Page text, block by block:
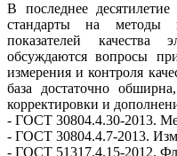
В последнее
стандарты на методы
показателей качества
обсуждаются вопросы
измерения и контроля
база достаточно
корректировки и
- ГОСТ 30804.4.30-2013.
- ГОСТ 30804.4.7-2013.
- ГОСТ 51317.4.15-2012.